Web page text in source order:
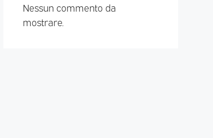
Nessun commento da
mostrare.